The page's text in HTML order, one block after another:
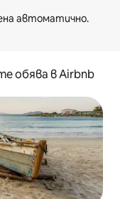
обява в Airbnb